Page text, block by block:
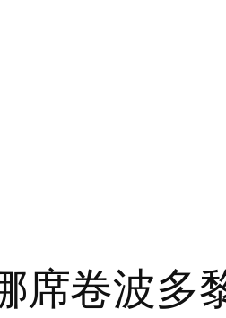
席卷波多